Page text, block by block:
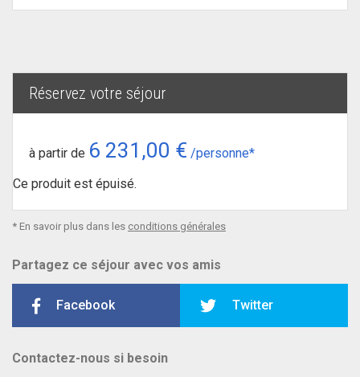
Réservez votre séjour
à partir de 6 231,00 € /personne*
Ce produit est épuisé.
* En savoir plus dans les conditions générales
Partagez ce séjour avec vos amis
Facebook Twitter
Contactez-nous si besoin